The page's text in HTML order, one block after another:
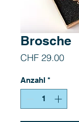
Brosche
CHF 29.00Preis
Anzahl *